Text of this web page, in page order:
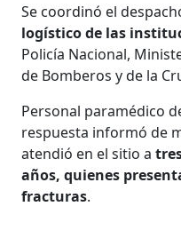
Se coordinó el
logístico de las
Policía Nacional,
de Bomberos y de la
Personal paramédico
respuesta informó de
atendió en el sitio a
años, quienes
fracturas.